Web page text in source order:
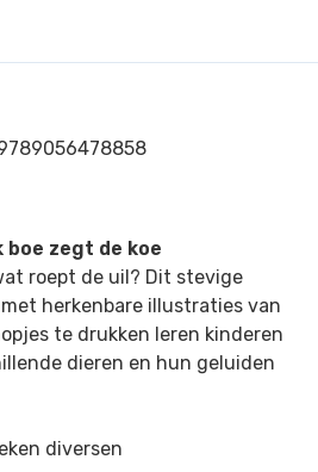
boe zegt de koe
roept de uil? Dit stevige
herkenbare illustraties van
te drukken leren kinderen
dieren en hun geluiden
diversen